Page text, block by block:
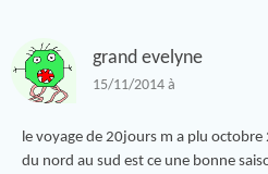
grand evelyne
15/11/2014 à
le voyage de 20jours m a plu octobre
du nord au sud est ce une bonne